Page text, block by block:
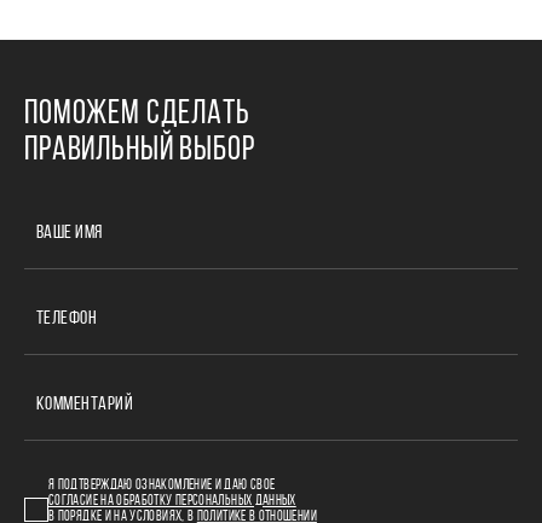
ПОМОЖЕМ СДЕЛАТЬ
ПРАВИЛЬНЫЙ ВЫБОР
ВАШЕ ИМЯ
ТЕЛЕФОН
КОММЕНТАРИЙ
Я ПОДТВЕРЖДАЮ ОЗНАКОМЛЕНИЕ И ДАЮ СВОЕ
СОГЛАСИЕ НА ОБРАБОТКУ ПЕРСОНАЛЬНЫХ ДАННЫХ
В ПОРЯДКЕ И НА УСЛОВИЯХ, В
ПОЛИТИКЕ В ОТНОШЕНИИ